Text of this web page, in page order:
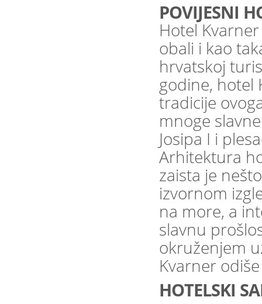
POVIJESNI
Hotel
obali i kao
hrvatskoj
godine, hotel
tradicije
mnoge
Josipa I i
Arhitektura
zaista je
izvornom
na more, a
slavnu
okruženjem
Kvarner
HOTELSKI